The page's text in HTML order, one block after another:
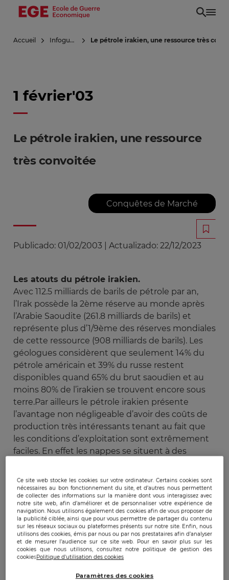
Aller
principal
Accueil Infoguerre Le pétrole irakien, une ressource très
1 février'03
Le pétrole irakien, une ressource
très convoitée
Conquêtes de Marché
Publicado: 01/02/2003 Actualizado: 22/12/2023
Les atouts du pétrole irakien.
Avec 112.5 milliards de barils de pétrole par an,
l’Irak possède la 2ème réserve au monde après
l’Arabie Saoudite (261.8 milliards de barils) et
représente plus d’1/9ème des réserves mondiales
de cette ressource (908 milliards de barils). Les
géologues considèrent que seulement 14% du
pétrole américain et 39% du russe restent
disponibles quand 65% du brut saoudien et au
moins 80% de l’irakien se trouvent encore sous
terre.Par ailleurs le pétrole irakien présente
l’avantage non négligeable d’avoir des coûts de
production très intéressants tenant au fait que
les conditions d’exploitation sont extrêmement
faciles. En effet les nappes se situent à des
se fait aisément en raison de la faible profondeur
à laquelle se trouve le pétrole. Ainsi les
spécialistes s’accordent pour dire que les coûts
d’exploitation sont 2 fois moins importants dans
ce pays que dans les autres . On n'a besoin pour
l'extraire d'aucune technologie spécifique, les
gisements sont connus, peu profonds, en zone
semi-désertique, et le potentiel humain sur place
demeure de grande qualité, souligne un expert
Ce site web stocke les cookies sur votre ordinateur. Certains cookies sont
nécessaires au bon fonctionnement du site, et d’autres nous permettent
de collecter des informations sur la manière dont vous interagissez avec
notre site web, afin d’améliorer et de personnaliser votre expérience de
navigation. Nous utilisons également des cookies afin de vous proposer de
la publicité ciblée, ainsi que pour vous permettre de partager du contenu
sur les réseaux sociaux ou plateformes présents sur notre site. Enfin, nous
utilisons des cookies, émis par nous ou par nos prestataires afin d’analyser
et de mesurer l’audience sur ce site web. Pour en savoir plus sur les
cookies que nous utilisons, consultez notre politique de gestion des
cookiesPolitique d'utilisation des cookies
Paramètres des cookies